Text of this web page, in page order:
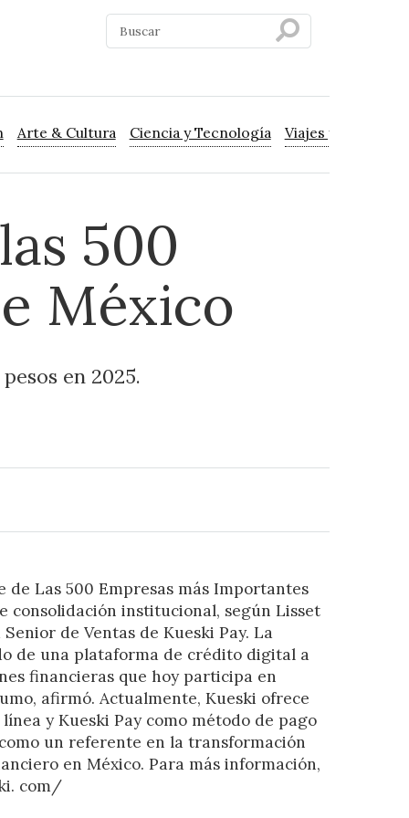
Arte & Cultura Ciencia y Tecnología Viajes y Turismo
500
México
en 2025.
de Las 500 Empresas más Importantes
consolidación institucional, según Lisset
de Ventas de Kueski Pay. La
de una plataforma de crédito digital a
financieras que hoy participa en
afirmó. Actualmente, Kueski ofrece
y Kueski Pay como método de pago
un referente en la transformación
en México. Para más información,
com/